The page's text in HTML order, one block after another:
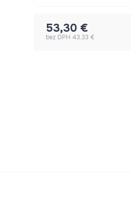
53,30 €
bez DPH 43,33 €